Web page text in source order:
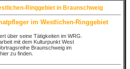
Ringgebiet in Braunschweig
im Westlichen-Ringgebiet
über seine Tätigkeiten im WRG.
mit dem Kulturpunkt West
Braunschweig im
zu finden.